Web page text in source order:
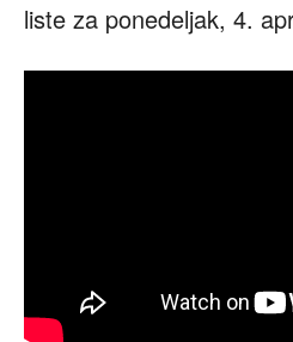
liste za ponedeljak, 4.